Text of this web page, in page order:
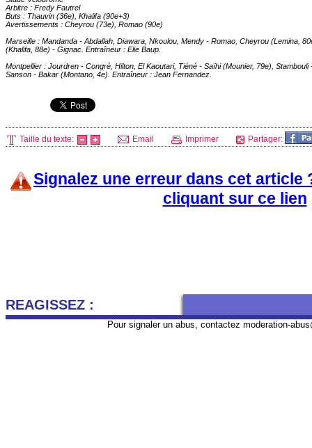
Arbitre : Fredy Fautrel
Buts : Thauvin (36e), Khalifa (90e+3)
Avertissements : Cheyrou (73e), Romao (90e)
Marseille : Mandanda - Abdallah, Diawara, Nkoulou, Mendy - Romao, Cheyrou (Lemina,
(Khalifa, 88e) - Gignac. Entraîneur : Elie Baup.
Montpellier : Jourdren - Congré, Hilton, El Kaoutari, Tiéné - Saïhi (Mounier, 79e),
Sanson - Bakar (Montano, 4e). Entraîneur : Jean Fernandez.
Taille du texte: Email Imprimer Partager:
Signalez une erreur dans cet article
cliquant sur ce lien
REAGISSEZ :
Pour signaler un abus, contactez moderation-